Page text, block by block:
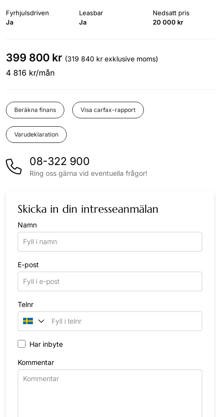
Fyrhjulsdriven
Ja
Leasbar
Ja
Nedsatt pris
20 000 kr
399 800 kr (319 840 kr exklusive moms)
4 816 kr/mån
Beräkna finans Visa carfax-rapport
Varudeklaration
08-322 900
Ring oss gärna vid eventuella frågor!
Skicka in din intresseanmälan
Namn
E-post
Telnr
Har inbyte
Kommentar